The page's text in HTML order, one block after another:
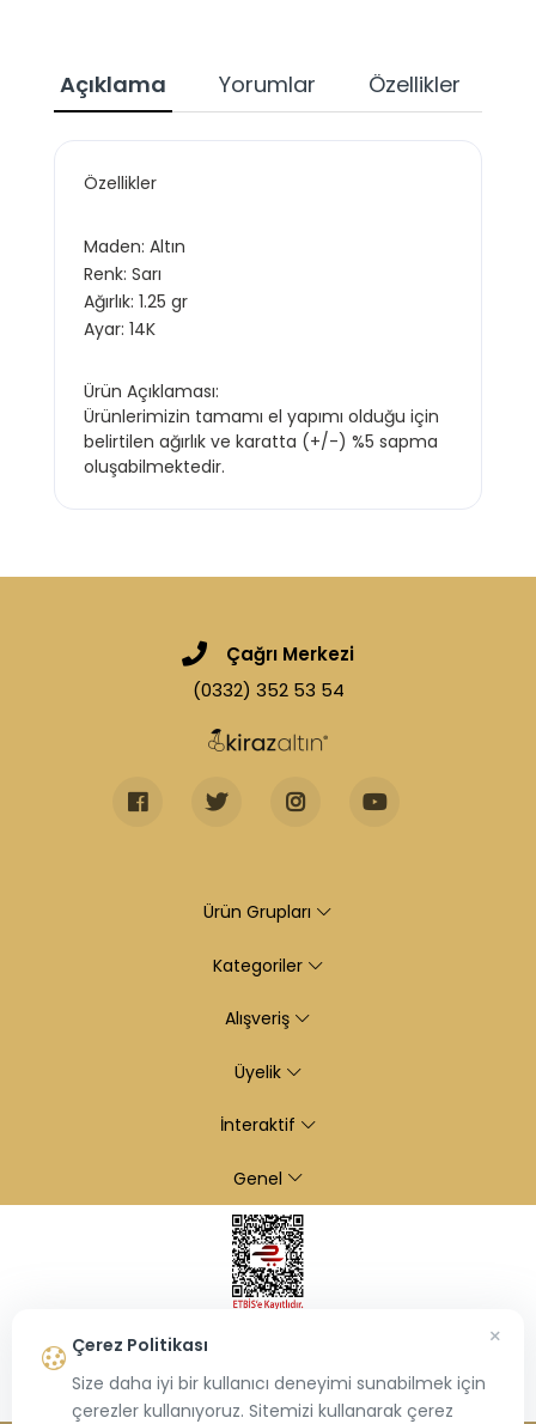
Açıklama Yorumlar Özellikler
Özellikler
Maden: Altın
Renk: Sarı
Ağırlık: 1.25 gr
Ayar: 14K
Ürün Açıklaması:
Ürünlerimizin tamamı el yapımı olduğu için
belirtilen ağırlık ve karatta (+/-) %5 sapma
oluşabilmektedir.
Çağrı Merkezi
(0332) 352 53 54
Ürün Grupları
Kategoriler
Alışveriş
Üyelik
İnteraktif
Genel
Çerez Politikası
Size daha iyi bir kullanıcı deneyimi sunabilmek için
çerezler kullanıyoruz. Sitemizi kullanarak çerez
×